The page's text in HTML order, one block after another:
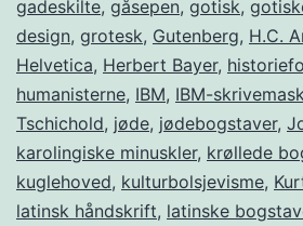
gadeskilte, gåsepen, gotisk,
design, grotesk, Gutenberg, H.C.
Helvetica, Herbert Bayer,
humanisterne, IBM, IBM-
Tschichold, jøde, jødebogstaver,
karolingiske minuskler, krøllede
kuglehoved, kulturbolsjevisme,
latinsk håndskrift, latinske